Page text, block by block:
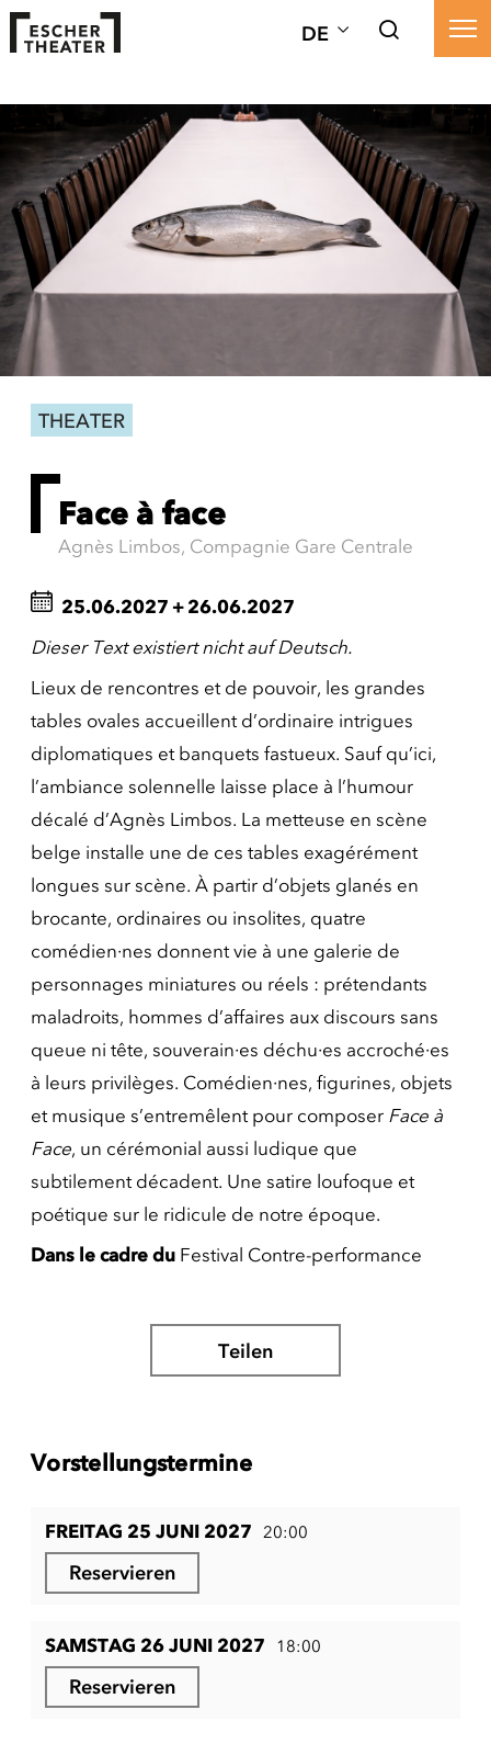
DE
THEATER
Face à face
Agnès Limbos, Compagnie Gare Centrale
25.06.2027 + 26.06.2027
Dieser Text existiert nicht auf Deutsch.
Lieux de rencontres et de pouvoir, les grandes
tables ovales accueillent d’ordinaire intrigues
diplomatiques et banquets fastueux. Sauf qu’ici,
l’ambiance solennelle laisse place à l’humour
décalé d’Agnès Limbos. La metteuse en scène
belge installe une de ces tables exagérément
longues sur scène. À partir d’objets glanés en
brocante, ordinaires ou insolites, quatre
comédien·nes donnent vie à une galerie de
personnages miniatures ou réels : prétendants
maladroits, hommes d’affaires aux discours sans
queue ni tête, souverain·es déchu·es accroché·es
à leurs privilèges. Comédien·nes, figurines, objets
et musique s’entremêlent pour composer Face à
Face, un cérémonial aussi ludique que
subtilement décadent. Une satire loufoque et
poétique sur le ridicule de notre époque.
Dans le cadre du Festival Contre-performance
Teilen
Vorstellungstermine
FREITAG 25 JUNI 2027 20:00
Reservieren
SAMSTAG 26 JUNI 2027 18:00
Reservieren